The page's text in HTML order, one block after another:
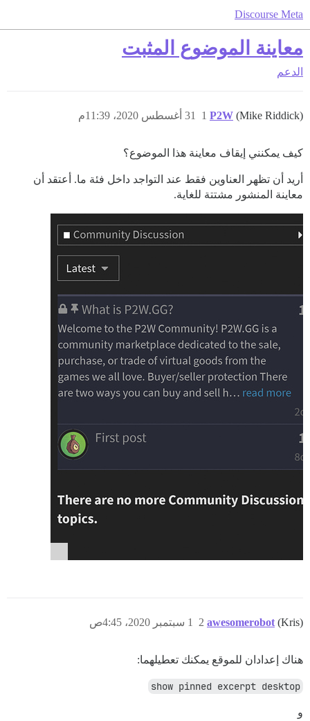
Discourse Meta
معاينة الموضوع المثبت
الدعم
P2W (Mike Riddick) 31 أغسطس 2020، 11:39م 1
كيف يمكنني إيقاف معاينة هذا الموضوع؟
أريد أن تظهر العناوين فقط عند التواجد داخل فئة ما. أعتقد أن
معاينة المنشور مشتتة للغاية.
awesomerobot (Kris) 1 سبتمبر 2020، 4:45ص 2
هناك إعدادان للموقع يمكنك تعطيلهما:
show pinned excerpt desktop
و